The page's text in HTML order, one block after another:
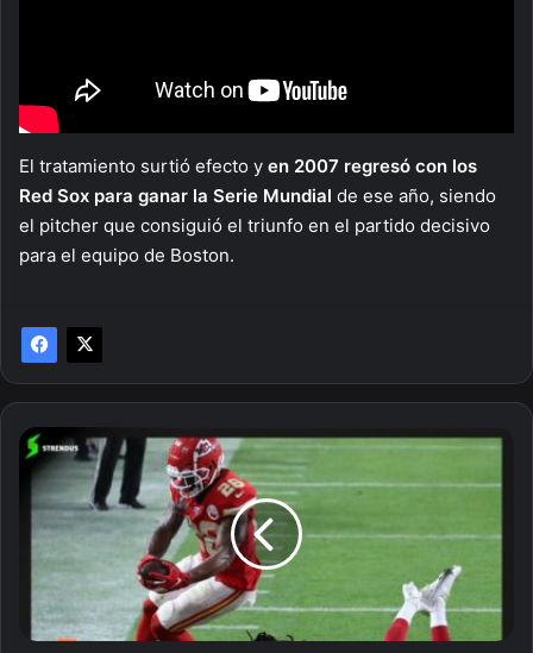
El tratamiento surtió efecto y en 2007 regresó con los
Red Sox para ganar la Serie Mundial de ese año, siendo
el pitcher que consiguió el triunfo en el partido decisivo
para el equipo de Boston.
Todos
los
récords
que
dejó
Super
Bowl
LIV